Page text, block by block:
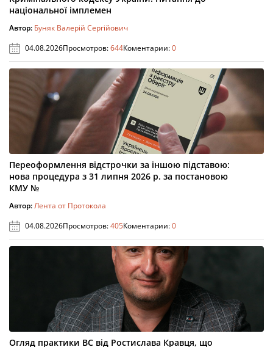
національної імплемен
Автор: Буняк Валерій Сергійович
04.08.2026Просмотров:644Коментарии:0
Переоформлення відстрочки за іншою підставою:
нова процедура з 31 липня 2026 р. за постановою
КМУ №
Автор:Лента от Протокола
04.08.2026Просмотров:405Коментарии:0
Огляд практики ВС від Ростислава Кравця, що